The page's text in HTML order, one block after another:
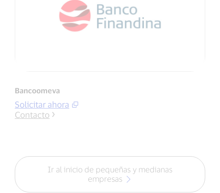
Bancoomeva
Solicitar ahora
Contacto
Ir al inicio de pequeñas y medianas
empresas